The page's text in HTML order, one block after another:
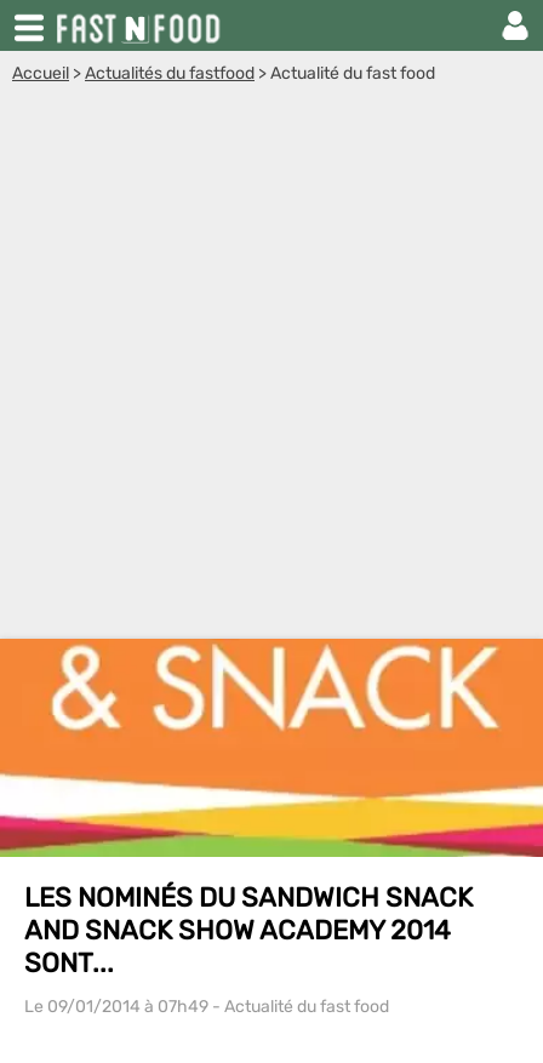
Accueil >Actualités du fastfood >Actualité du fast food
LES NOMINÉS DU SANDWICH SNACK
AND SNACK SHOW ACADEMY 2014
SONT...
Le 09/01/2014 à 07h49 - Actualité du fast food